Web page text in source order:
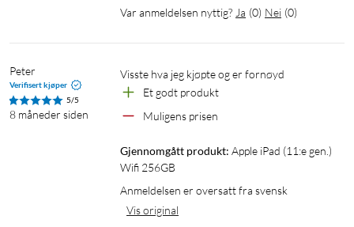
Var anmeldelsen nyttig? Ja (0) Nei (0)
Peter
Verifisert kjøper
5/5
8 måneder siden
Visste hva jeg kjøpte og er fornøyd
Et godt produkt
Muligens prisen
Gjennomgått produkt: Apple iPad (11:e gen.)
Wifi 256GB
Anmeldelsen er oversatt fra svensk
Vis original